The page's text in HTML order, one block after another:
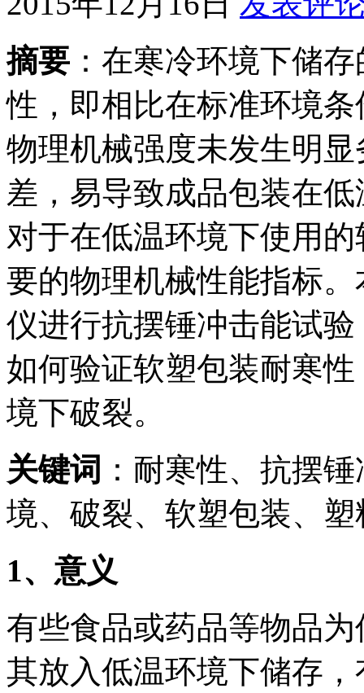
摘要 ：在寒冷环境下储
性，即相比在标准环境
物理机械强度未发生明
差，易导致成品包装在
对于在低温环境下使用
要的物理机械性能指标
仪进行抗摆锤冲击能试
如何验证软塑包装耐寒
境下破裂。
关键词 ：耐寒性、抗摆
境、破裂、软塑包装、
1、意义
有些食品或药品等物品
其放入低温环境下储存